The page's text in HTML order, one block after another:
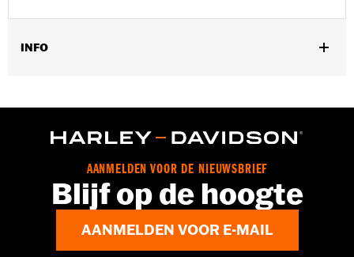
INFO
modellen. Voor de installatie op sommige '24 Street Glide- en
Road Glide-modellen is mogelijk een Digital Technician-update
door een Harley-Davidson-dealer vereist, neem contact op met
Installatie-instructies
AANMELDEN VOOR DE NIEUWSBRIEF
Blijf op de hoogte
AANMELDEN VOOR E-MAIL